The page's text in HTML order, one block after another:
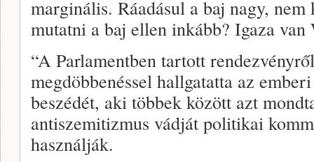
marginális. Ráadásul a baj nagy, nem
mutatni a baj ellen inkább? Igaza van
“A Parlamentben tartott
megdöbbenéssel hallgatatta az
beszédét, aki többek között azt
antiszemitizmus vádját politikai
használják.